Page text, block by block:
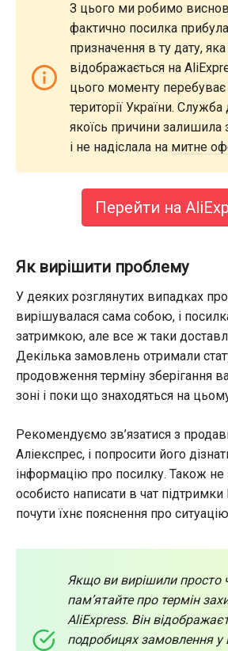
З цього ми робимо
фактично посилка
призначення в ту дату, яка
відображається на
цього моменту перебуває
території України. Служба
якоїсь причини залишила
і не надіслала на митне
Перейти на
Як вирішити проблему
У деяких розглянутих випадках
вирішувалася сама собою, і
затримкою, але все ж таки
Декілька замовлень отримали
продовження терміну зберігання
зоні і поки що знаходяться на
Рекомендуємо зв’язатися з
Аліекспрес, і попросити його
інформацію про посилку. Також
особисто написати в чат
почути їхнє пояснення про
Якщо ви вирішили просто
пам’ятайте про термін
AliExpress. Він
подробицях замовлення у